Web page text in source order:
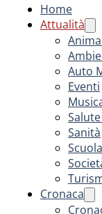
Home
Attualità
Auto
Eventi
Sanità
Scuola
Cronaca